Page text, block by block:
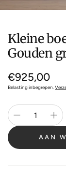
Kleine
Gouden
Normale
prijs
€925,00
Belasting inbegrepen.
AAN